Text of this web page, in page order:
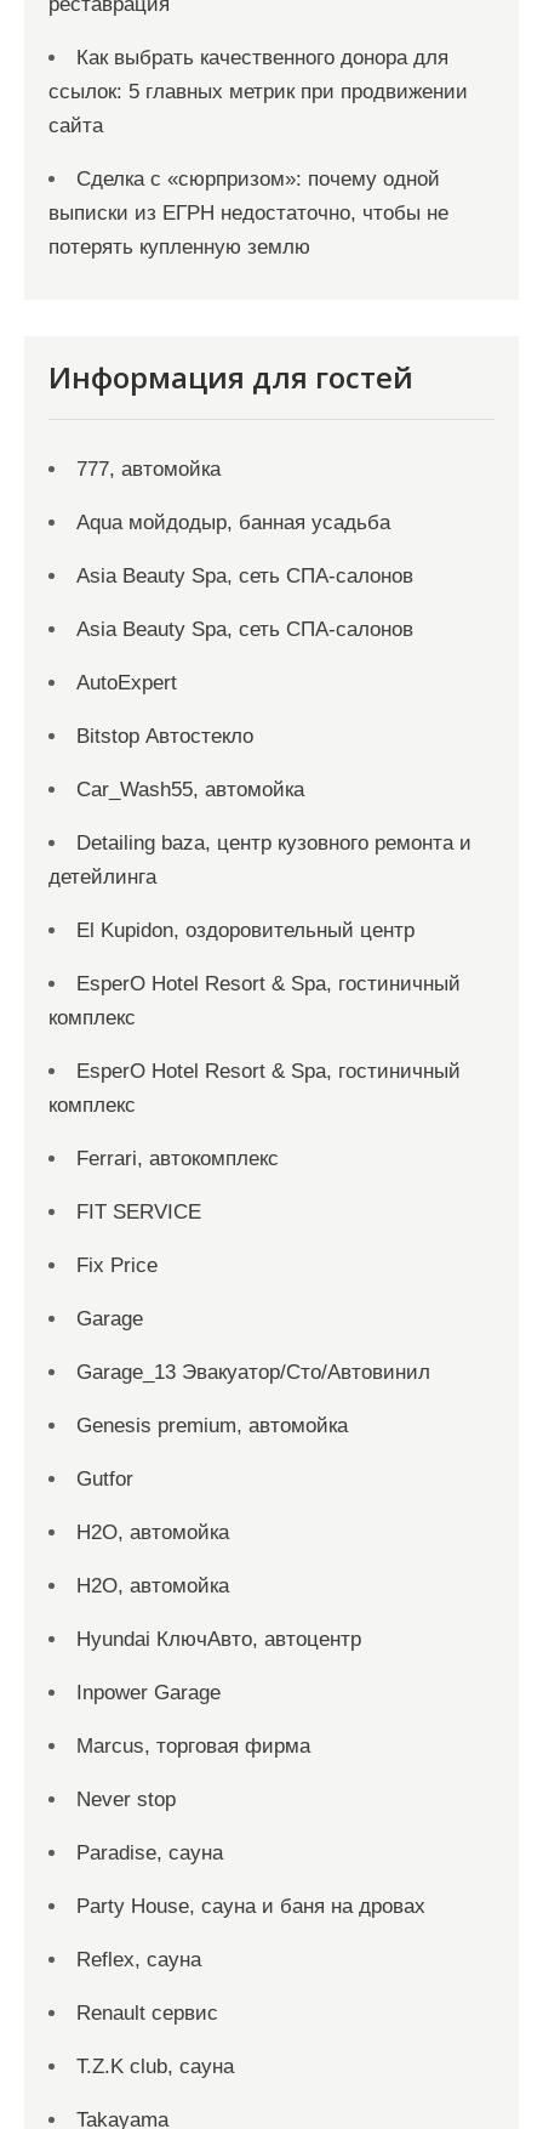
Как выбрать качественного донора для
ссылок: 5 главных метрик при продвижении
сайта
Сделка с «сюрпризом»: почему одной
выписки из ЕГРН недостаточно, чтобы не
потерять купленную землю
Информация для гостей
777, автомойка
Aqua мойдодыр, банная усадьба
Asia Beauty Spa, сеть СПА-салонов
Asia Beauty Spa, сеть СПА-салонов
AutoExpert
Bitstop Автостекло
Car_Wash55, автомойка
Detailing baza, центр кузовного ремонта и
детейлинга
El Kupidon, оздоровительный центр
EsperO Hotel Resort & Spa, гостиничный
комплекс
EsperO Hotel Resort & Spa, гостиничный
комплекс
Ferrari, автокомплекс
FIT SERVICE
Fix Price
Garage
Garage_13 Эвакуатор/Сто/Автовинил
Genesis premium, автомойка
Gutfor
H2O, автомойка
H2O, автомойка
Hyundai КлючАвто, автоцентр
Inpower Garage
Marcus, торговая фирма
Never stop
Paradise, сауна
Party House, сауна и баня на дровах
Reflex, сауна
Renault сервис
T.Z.K club, сауна
Takayama